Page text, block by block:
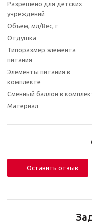
Разрешено для детских
учреждений
Объем, мл/Вес, г
Отдушка
Типоразмер элемента
питания
Элементы питания в
комплекте
Сменный баллон в
Материал
Оставить отзыв